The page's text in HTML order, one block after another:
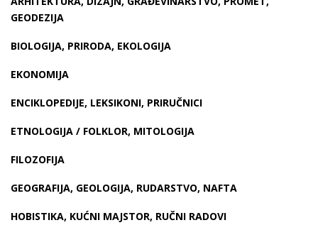
GEODEZIJA
BIOLOGIJA, PRIRODA, EKOLOGIJA
EKONOMIJA
ENCIKLOPEDIJE, LEKSIKONI, PRIRUČNICI
ETNOLOGIJA / FOLKLOR, MITOLOGIJA
FILOZOFIJA
GEOGRAFIJA, GEOLOGIJA, RUDARSTVO, NAFTA
HOBISTIKA, KUĆNI MAJSTOR, RUČNI RADOVI